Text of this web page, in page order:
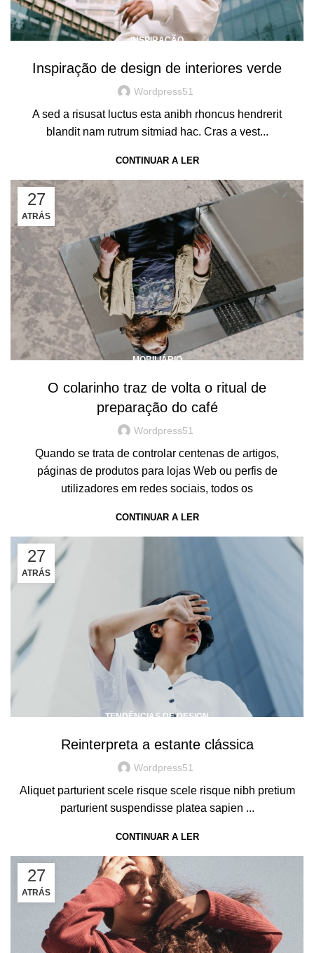
INSPIRAÇÃO
Inspiração de design de interiores verde
Wordpress51
A sed a risusat luctus esta anibh rhoncus hendrerit
blandit nam rutrum sitmiad hac. Cras a vest...
CONTINUAR A LER
27
ATRÁS
MOBILIÁRIO
O colarinho traz de volta o ritual de
preparação do café
Wordpress51
Quando se trata de controlar centenas de artigos,
páginas de produtos para lojas Web ou perfis de
utilizadores em redes sociais, todos os
CONTINUAR A LER
27
ATRÁS
TENDÊNCIAS DE DESIGN
Reinterpreta a estante clássica
Wordpress51
Aliquet parturient scele risque scele risque nibh pretium
parturient suspendisse platea sapien ...
CONTINUAR A LER
27
ATRÁS